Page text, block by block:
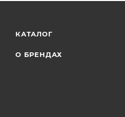
КАТАЛОГ
О БРЕНДАХ